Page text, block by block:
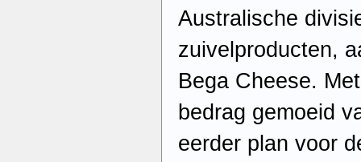
Australische
zuivelproducten,
Bega Cheese.
bedrag gemoeid
eerder plan voor